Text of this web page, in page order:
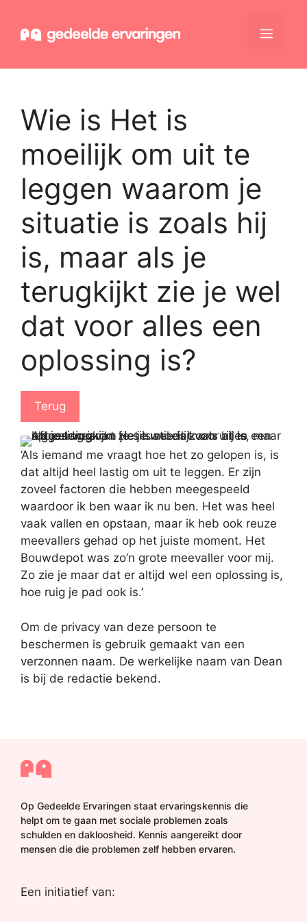
naar
Menu
Wie is Het is
moeilijk om uit te
leggen waarom je
situatie is zoals hij
is, maar als je
terugkijkt zie je wel
dat voor alles een
oplossing is?
Terug
‘Als iemand me vraagt hoe het zo gelopen is, is
dat altijd heel lastig om uit te leggen. Er zijn
zoveel factoren die hebben meegespeeld
waardoor ik ben waar ik nu ben. Het was heel
vaak vallen en opstaan, maar ik heb ook reuze
meevallers gehad op het juiste moment. Het
Bouwdepot was zo’n grote meevaller voor mij.
Zo zie je maar dat er altijd wel een oplossing is,
hoe ruig je pad ook is.’
Om de privacy van deze persoon te
beschermen is gebruik gemaakt van een
verzonnen naam. De werkelijke naam van Dean
is bij de redactie bekend.
Op Gedeelde Ervaringen staat ervaringskennis die
helpt om te gaan met sociale problemen zoals
schulden en dakloosheid. Kennis aangereikt door
mensen die die problemen zelf hebben ervaren.
Een initiatief van: